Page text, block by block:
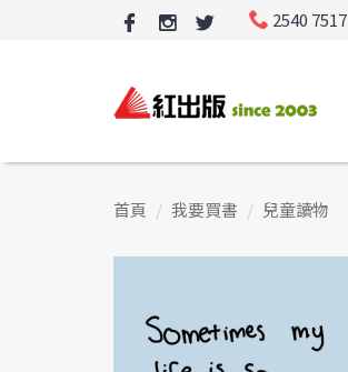
2540 7517
首頁 我要買書 兒童讀物